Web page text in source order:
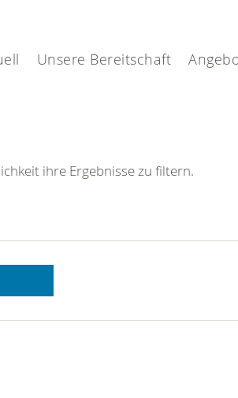
Unsere Bereitschaft
ihre Ergebnisse zu filtern.